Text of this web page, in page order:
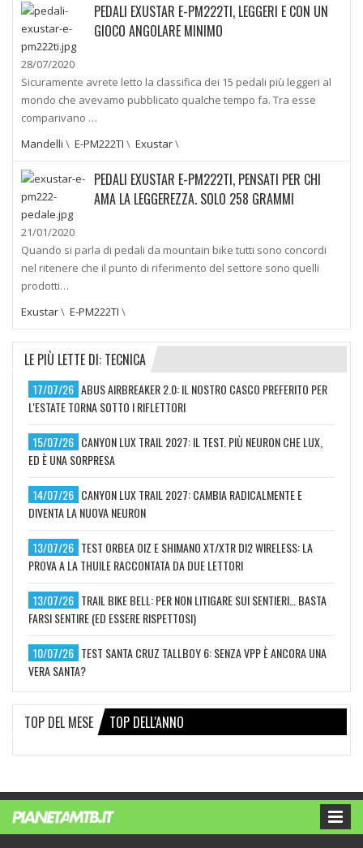
PEDALI EXUSTAR E-PM222TI, LEGGERI E CON UN
GIOCO ANGOLARE MINIMO
28/07/2020
Sicuramente avrete letto la classifica dei 15 pedali più leggeri al
mondo che avevamo pubblicato qualche tempo fa. Tra esse
comparivano …
Mandelli \ E-PM222TI \ Exustar\
PEDALI EXUSTAR E-PM222TI, PENSATI PER CHI
AMA LA LEGGEREZZA. SOLO 258 GRAMMI
21/01/2020
Quando si parla di pedali da mountain bike tutti sono concordi
nel ritenere che il punto di riferimento del settore sono quelli
prodotti…
Exustar\ E-PM222TI \
LE PIÙ LETTE DI: TECNICA
17/07/26 ABUS AIRBREAKER 2.0: IL NOSTRO CASCO PREFERITO PER
L'ESTATE TORNA SOTTO I RIFLETTORI
15/07/26 CANYON LUX TRAIL 2027: IL TEST. PIÙ NEURON CHE LUX,
ED È UNA SORPRESA
14/07/26 CANYON LUX TRAIL 2027: CAMBIA RADICALMENTE E
DIVENTA LA NUOVA NEURON
13/07/26 TEST ORBEA OIZ E SHIMANO XT/XTR DI2 WIRELESS: LA
PROVA A LA THUILE RACCONTATA DA DUE LETTORI
13/07/26 TRAIL BIKE BELL: PER NON LITIGARE SUI SENTIERI… BASTA
FARSI SENTIRE (ED ESSERE RISPETTOSI)
10/07/26 TEST SANTA CRUZ TALLBOY 6: SENZA VPP È ANCORA UNA
VERA SANTA?
TOP DEL MESE TOP DELL'ANNO